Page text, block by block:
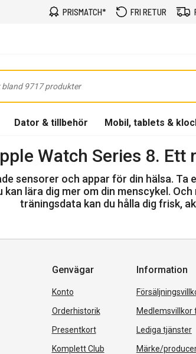
PRISMATCH* FRI RETUR
Dator & tillbehör Mobil, tablets &
Watch Series 8. Ett
sensorer och appar för din hälsa.
lära dig mer om din menscykel.
träningsdata kan du hålla dig frisk,
Genvägar
Konto
Orderhistorik
Presentkort
Komplett Club
Information
Medlemsvillkor
Lediga tjänster
Märke/